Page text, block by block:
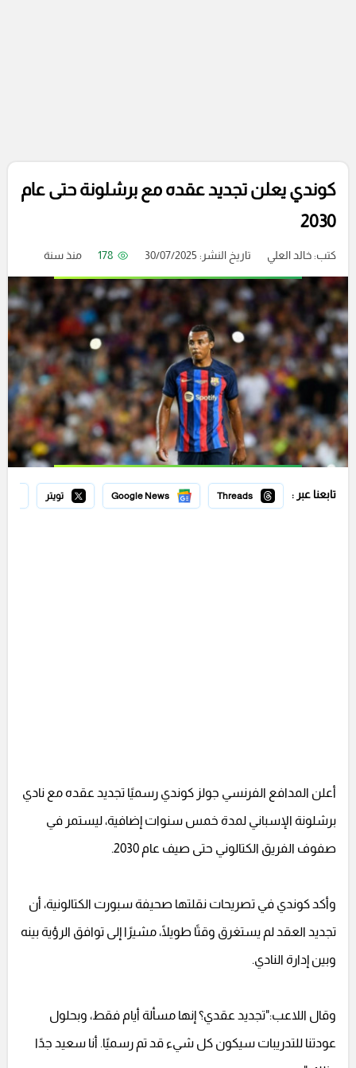
كوندي يعلن تجديد عقده مع برشلونة حتى عام
2030
كتب:خالد العلي تاريخ النشر: 30/07/2025 178 منذ سنة
تابعنا عبر : Threads
Google News تويتر
أعلن المدافع الفرنسي جولز كوندي رسميًا تجديد عقده مع نادي
برشلونة الإسباني لمدة خمس سنوات إضافية، ليستمر في
صفوف الفريق الكتالوني حتى صيف عام 2030.
وأكد كوندي في تصريحات نقلتها صحيفة سبورت الكتالونية، أن
تجديد العقد لم يستغرق وقتًا طويلًا، مشيرًا إلى توافق الرؤية بينه
وبين إدارة النادي.
وقال اللاعب:"تجديد عقدي؟ إنها مسألة أيام فقط، وبحلول
عودتنا للتدريبات سيكون كل شيء قد تم رسميًا. أنا سعيد جدًا